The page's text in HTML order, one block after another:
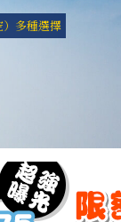
多種選擇